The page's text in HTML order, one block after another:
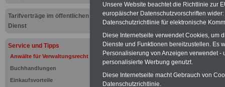
Tarifverträge im öffentlichen
Dienst
Service und Tipps
Anwälte für Verwaltungsrecht
Buchhandlungen
Einkaufsvorteile
Beihilfe,
Neu aufgelegt: Oktober
Unsere Website beachtet die Richtlinie zur
europäischer Datenschutzvorschriften
Datenschutzrichtlinie für elektronische
Diese Internetseite verwendet Cookies, um
Dienste und Funktionen bereitzustellen. Es
Personalisierung von Anzeigen verwendet
personalisierte Werbung genutzt.
Diese Internetseite macht Gebrauch von
Datenschutzrichtlinie.